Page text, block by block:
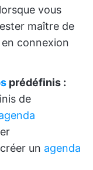
vous
maître de
connexion
prédéfinis :
de
un agenda